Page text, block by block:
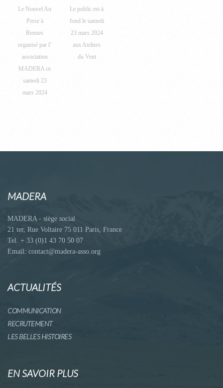
Le Nouvel An
Perse à
Rennes
organisé par l’
association
MADERA ce
samedi 23
mars 2024
Le public est à
fond le samedi
23 mars 2024
aux Ateliers
du Vent
MADERA
MADERA - siège social
21 ter, Rue Voltaire 75 011 Paris, France
Tel. + 33 (0)1 43 70 50 07
Email: contact@madera-asso.org
ACTUALITÉS
COMMUNICATION
RECRUTEMENT
LES BELLES HISTOIRES
EN SAVOIR PLUS